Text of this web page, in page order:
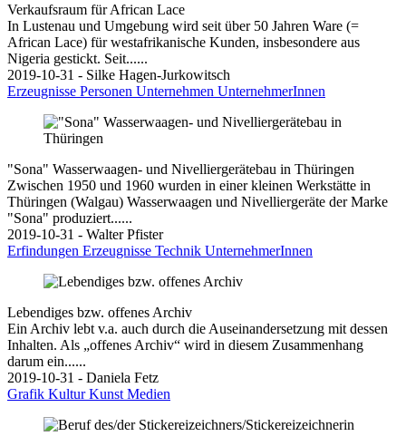
Verkaufsraum für African Lace
In Lustenau und Umgebung wird seit über 50 Jahren Ware (=
African Lace) für westafrikanische Kunden, insbesondere aus
Nigeria gestickt. Seit......
2019-10-31 - Silke Hagen-Jurkowitsch
Erzeugnisse Personen Unternehmen UnternehmerInnen
"Sona" Wasserwaagen- und Nivelliergerätebau in Thüringen
Zwischen 1950 und 1960 wurden in einer kleinen Werkstätte in
Thüringen (Walgau) Wasserwaagen und Nivelliergeräte der Marke
"Sona" produziert......
2019-10-31 - Walter Pfister
Erfindungen Erzeugnisse Technik UnternehmerInnen
Lebendiges bzw. offenes Archiv
Ein Archiv lebt v.a. auch durch die Auseinandersetzung mit dessen
Inhalten. Als „offenes Archiv“ wird in diesem Zusammenhang
darum ein......
2019-10-31 - Daniela Fetz
Grafik KulturKunst Medien